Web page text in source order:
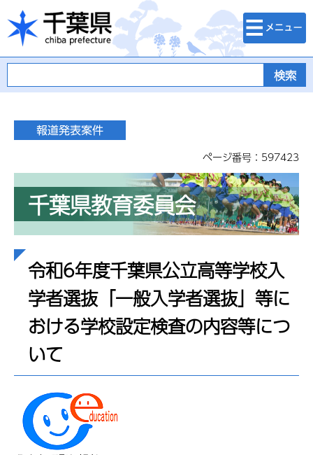
千葉県
検索・メニュ
ー
ページ番号：597423
千葉県教育委員会
令和6年度千葉県公立高等学校入
学者選抜「一般入学者選抜」等に
おける学校設定検査の内容等につ
いて